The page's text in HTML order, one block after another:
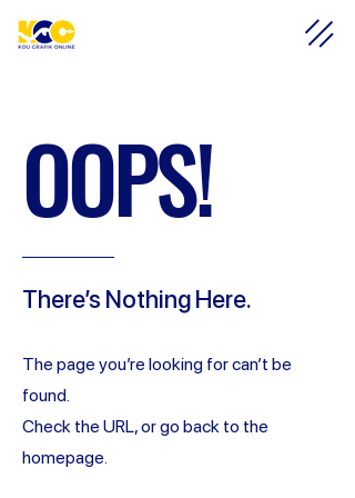
OOPS!
There’s Nothing Here.
The page you’re looking for can’t be
found.
Check the URL, or go back to the
homepage.